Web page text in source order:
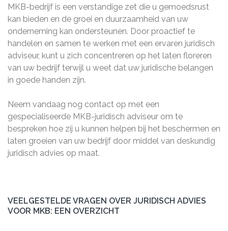
MKB-bedrijf is een verstandige zet die u gemoedsrust
kan bieden en de groei en duurzaamheid van uw
onderneming kan ondersteunen. Door proactief te
handelen en samen te werken met een ervaren juridisch
adviseur, kunt u zich concentreren op het laten floreren
van uw bedrijf terwijl u weet dat uw juridische belangen
in goede handen zijn.
Neem vandaag nog contact op met een
gespecialiseerde MKB-juridisch adviseur om te
bespreken hoe zij u kunnen helpen bij het beschermen en
laten groeien van uw bedrijf door middel van deskundig
juridisch advies op maat.
VEELGESTELDE VRAGEN OVER JURIDISCH ADVIES
VOOR MKB: EEN OVERZICHT